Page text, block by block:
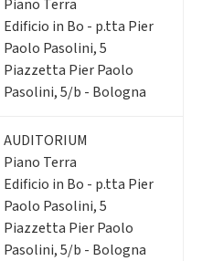
Piano Terra
Edificio in Bo - p.tta Pier
Paolo Pasolini, 5
Piazzetta Pier Paolo
Pasolini, 5/b - Bologna
AUDITORIUM
Piano Terra
Edificio in Bo - p.tta Pier
Paolo Pasolini, 5
Piazzetta Pier Paolo
Pasolini, 5/b - Bologna